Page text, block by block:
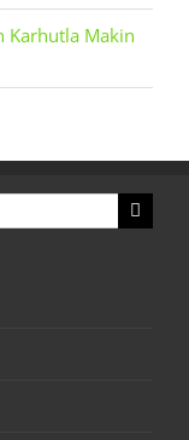
Karhutla Makin